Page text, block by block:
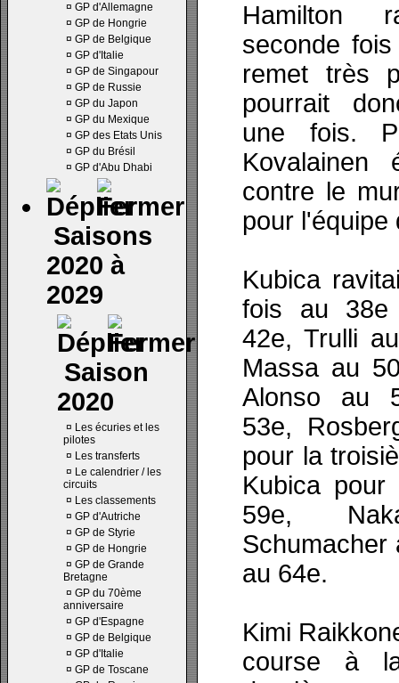
¤ GP d'Allemagne
¤ GP de Hongrie
¤ GP de Belgique
¤ GP d'Italie
¤ GP de Singapour
¤ GP de Russie
¤ GP du Japon
¤ GP du Mexique
¤ GP des Etats Unis
¤ GP du Brésil
¤ GP d'Abu Dhabi
Saisons
2020 à
2029
Saison
2020
¤ Les écuries et les
pilotes
¤ Les transferts
¤ Le calendrier / les
circuits
¤ Les classements
¤ GP d'Autriche
¤ GP de Styrie
¤ GP de Hongrie
¤ GP de Grande
Bretagne
¤ GP du 70ème
anniversaire
¤ GP d'Espagne
¤ GP de Belgique
¤ GP d'Italie
¤ GP de Toscane
Hamilton
seconde
remet très
pourrait
une fois.
Kovalainen
contre le
pour l'équipe
Kubica
fois au 38e
42e, Trulli
Massa au
Alonso au
53e,
pour la
Kubica
59e,
Schumacher
au 64e.
Kimi
course à